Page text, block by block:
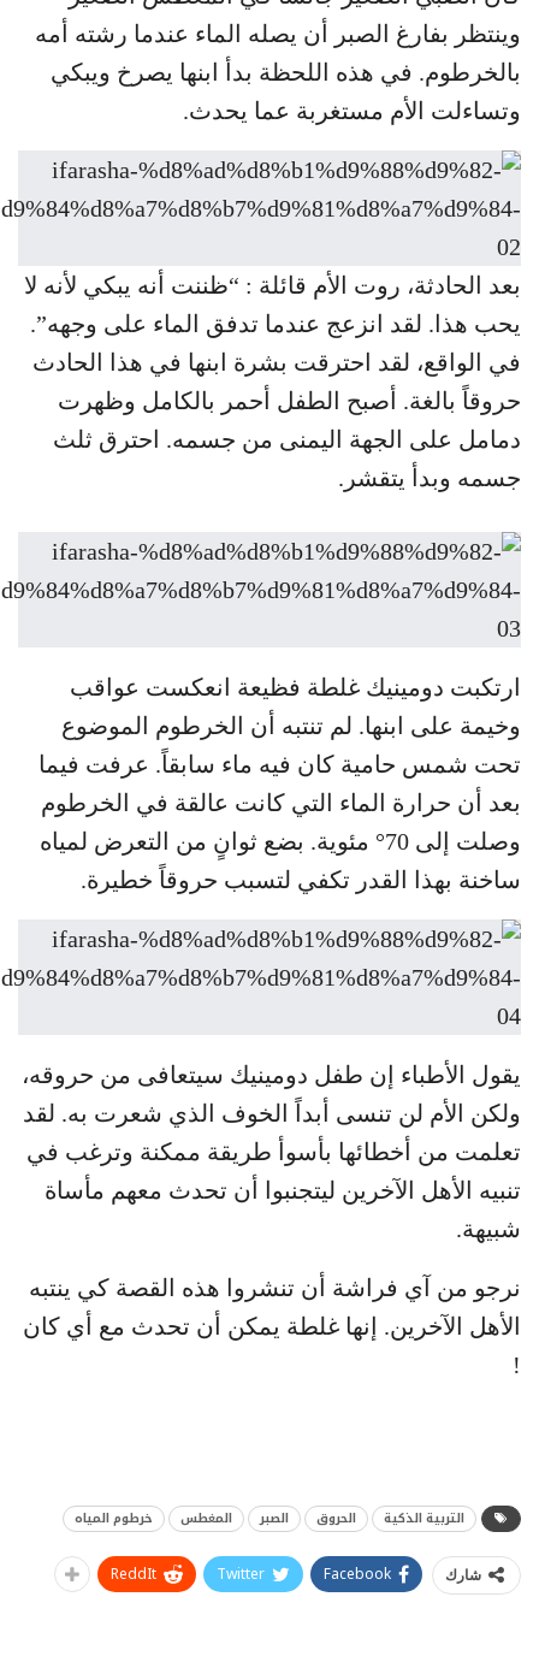
وينتظر بفارغ الصبر أن يصله الماء عندما رشته أمه
بالخرطوم. في هذه اللحظة بدأ ابنها يصرخ ويبكي
وتساءلت الأم مستغربة عما يحدث.
بعد الحادثة، روت الأم قائلة : “ظننت أنه يبكي لأنه لا
يحب هذا. لقد انزعج عندما تدفق الماء على وجهه”.
في الواقع، لقد احترقت بشرة ابنها في هذا الحادث
حروقاً بالغة. أصبح الطفل أحمر بالكامل وظهرت
دمامل على الجهة اليمنى من جسمه. احترق ثلث
جسمه وبدأ يتقشر.
ارتكبت دومينيك غلطة فظيعة انعكست عواقب
وخيمة على ابنها. لم تنتبه أن الخرطوم الموضوع
تحت شمس حامية كان فيه ماء سابقاً. عرفت فيما
بعد أن حرارة الماء التي كانت عالقة في الخرطوم
وصلت إلى 70° مئوية. بضع ثوانٍ من التعرض لمياه
ساخنة بهذا القدر تكفي لتسبب حروقاً خطيرة.
يقول الأطباء إن طفل دومينيك سيتعافى من حروقه،
ولكن الأم لن تنسى أبداً الخوف الذي شعرت به. لقد
تعلمت من أخطائها بأسوأ طريقة ممكنة وترغب في
تنبيه الأهل الآخرين ليتجنبوا أن تحدث معهم مأساة
شبيهة.
نرجو من آي فراشة أن تنشروا هذه القصة كي ينتبه
الأهل الآخرين. إنها غلطة يمكن أن تحدث مع أي كان
!
التربية الذكية الحروق الصبر المغطس خرطوم المياه
شارك Facebook
Twitter
ReddIt